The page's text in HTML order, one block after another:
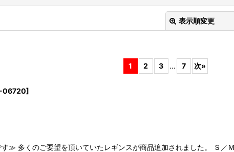
表示順変更
1 2 3 ... 7 次»
06720]
≫ 多くのご要望を頂いていたレギンスが商品追加されました。 Ｓ／